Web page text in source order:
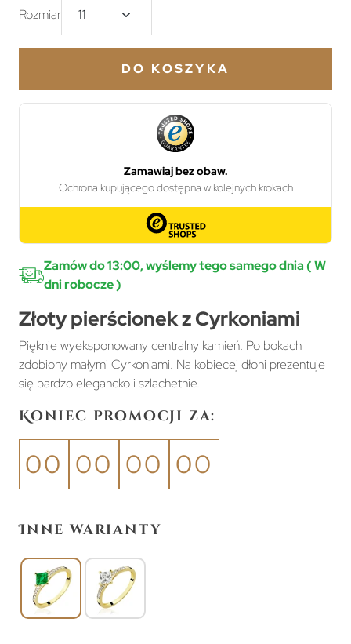
Rozmiar
DO KOSZYKA
Zamów do 13:00, wyślemy tego samego dnia ( W
dni robocze )
Złoty pierścionek z Cyrkoniami
Pięknie wyeksponowany centralny kamień. Po bokach
zdobiony małymi Cyrkoniami. Na kobiecej dłoni prezentuje
się bardzo elegancko i szlachetnie.
Koniec promocji za:
00 00 00 00
Inne warianty